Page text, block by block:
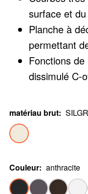
surface et
Planche à
permettant
Fonctions
dissimulé C-
matériau brut:
Couleur: anthracite